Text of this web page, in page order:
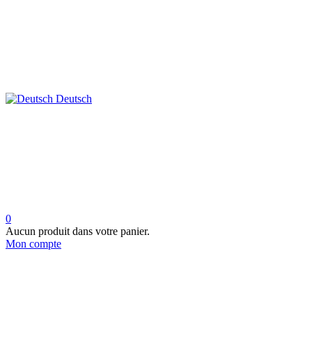
Deutsch
0
Aucun produit dans votre panier.
Mon compte